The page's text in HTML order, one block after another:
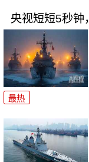
央视短短5秒钟
最热